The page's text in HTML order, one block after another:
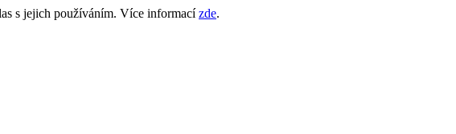
s jejich používáním. Více informacízde.